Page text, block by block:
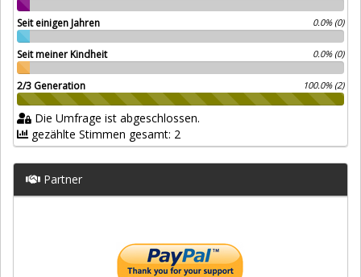
Seit einigen Jahren 0.0% (0)
Seit meiner Kindheit 0.0% (0)
2/3 Generation 100.0% (2)
Die Umfrage ist abgeschlossen.
gezählte Stimmen gesamt: 2
Partner